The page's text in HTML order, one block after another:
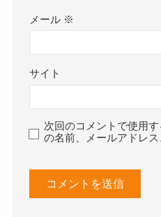
メール ※
サイト
次回のコメントで使用
の名前、メールアドレス